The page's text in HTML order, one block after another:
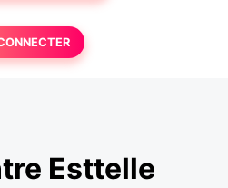
Esttelle